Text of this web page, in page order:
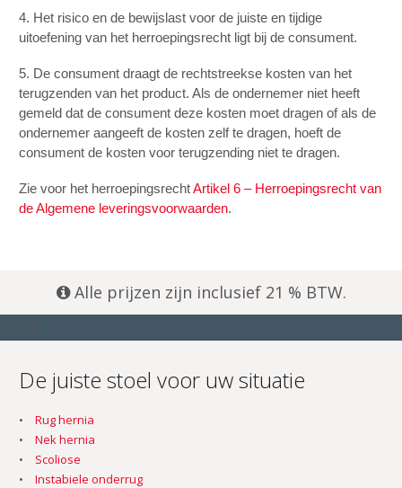
4. Het risico en de bewijslast voor de juiste en tijdige
uitoefening van het herroepingsrecht ligt bij de consument.
5. De consument draagt de rechtstreekse kosten van het
terugzenden van het product. Als de ondernemer niet heeft
gemeld dat de consument deze kosten moet dragen of als de
ondernemer aangeeft de kosten zelf te dragen, hoeft de
consument de kosten voor terugzending niet te dragen.
Zie voor het herroepingsrechtArtikel 6 – Herroepingsrecht van
de Algemene leveringsvoorwaarden.
Alle prijzen zijn inclusief 21 % BTW.
De juiste stoel voor uw situatie
Rug hernia
Nek hernia
Scoliose
Instabiele onderrug